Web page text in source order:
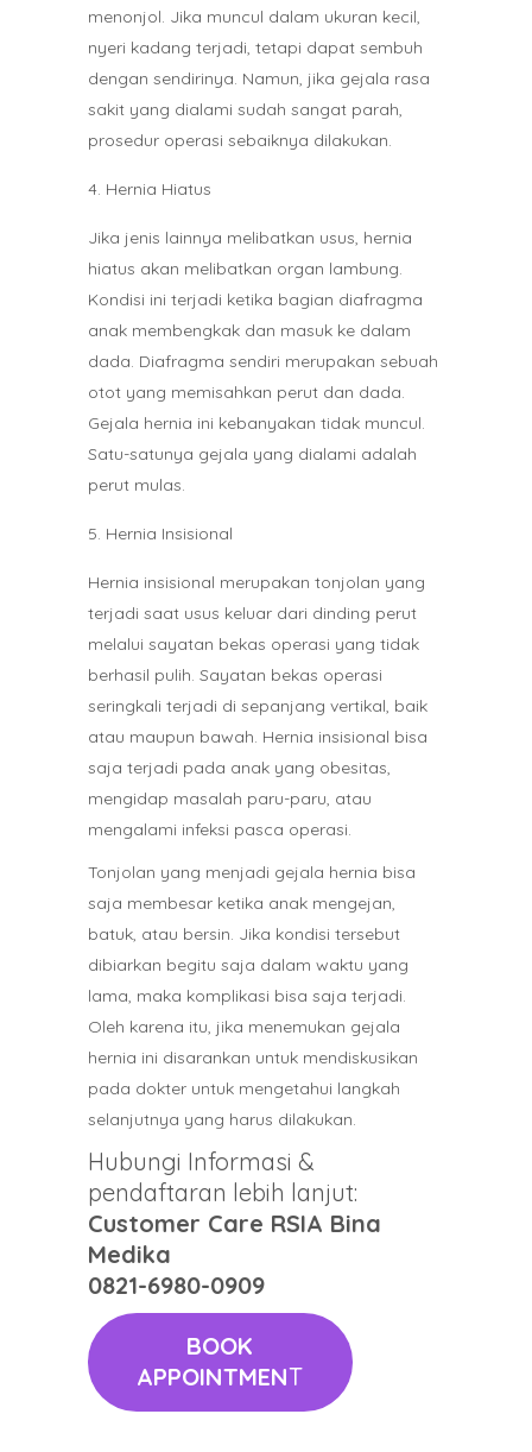
menonjol. Jika muncul dalam ukuran kecil,
nyeri kadang terjadi, tetapi dapat sembuh
dengan sendirinya. Namun, jika gejala rasa
sakit yang dialami sudah sangat parah,
prosedur operasi sebaiknya dilakukan.
Hernia Hiatus
Jika jenis lainnya melibatkan usus, hernia
hiatus akan melibatkan organ lambung.
Kondisi ini terjadi ketika bagian diafragma
anak membengkak dan masuk ke dalam
dada. Diafragma sendiri merupakan sebuah
otot yang memisahkan perut dan dada.
Gejala hernia ini kebanyakan tidak muncul.
Satu-satunya gejala yang dialami adalah
perut mulas.
Hernia Insisional
Hernia insisional merupakan tonjolan yang
terjadi saat usus keluar dari dinding perut
melalui sayatan bekas operasi yang tidak
berhasil pulih. Sayatan bekas operasi
seringkali terjadi di sepanjang vertikal, baik
atau maupun bawah. Hernia insisional bisa
saja terjadi pada anak yang obesitas,
mengidap masalah paru-paru, atau
mengalami infeksi pasca operasi.
Tonjolan yang menjadi gejala hernia bisa
saja membesar ketika anak mengejan,
batuk, atau bersin. Jika kondisi tersebut
dibiarkan begitu saja dalam waktu yang
lama, maka komplikasi bisa saja terjadi.
Oleh karena itu, jika menemukan gejala
hernia ini disarankan untuk mendiskusikan
pada dokter untuk mengetahui langkah
selanjutnya yang harus dilakukan.
Hubungi Informasi &
pendaftaran lebih lanjut:
Customer Care RSIA Bina
Medika
0821-6980-0909
BOOK
APPOINTMENT